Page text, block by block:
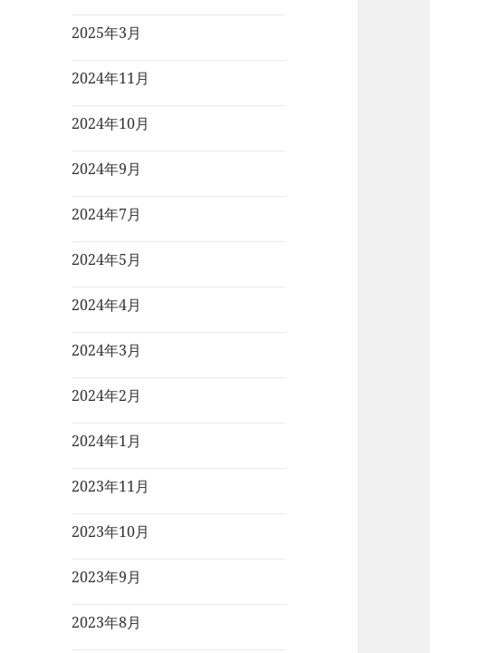
2025年3月
2024年11月
2024年10月
2024年9月
2024年7月
2024年5月
2024年4月
2024年3月
2024年2月
2024年1月
2023年11月
2023年10月
2023年9月
2023年8月